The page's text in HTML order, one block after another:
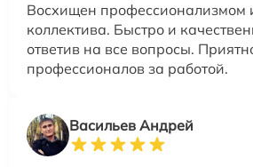
Восхищен
коллектива. Быстро и
ответив на все вопросы.
профессионалов за работой.
Васильев Андрей